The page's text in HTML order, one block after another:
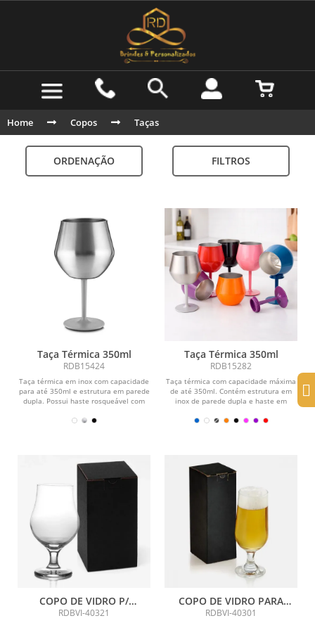
Home Copos Taças
ORDENAÇÃO FILTROS
Taça Térmica 350ml
RDB15424
Taça térmica em inox com capacidade
para até 350ml e estrutura em parede
dupla. Possui haste rosqueável com
Taça Térmica 350ml
RDB15282
Taça térmica com capacidade máxima
de até 350ml. Contém estrutura em
inox de parede dupla e haste em
COPO DE VIDRO P/
CERVEJA/DRINKS - 400 ML
RDBVI-40321
COPO DE VIDRO PARA
CERVEJA / DRINKS 300 ML
RDBVI-40301